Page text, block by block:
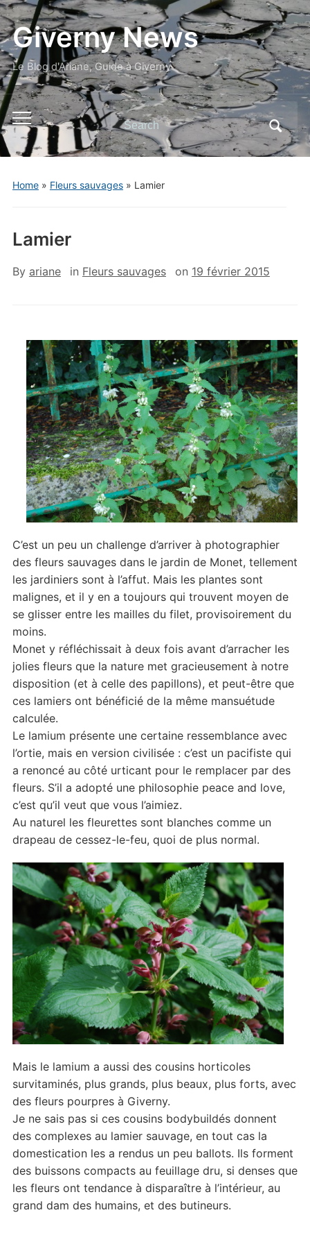
Giverny News
Le Blog d'Ariane, Guide à Giverny
Toggle
mobile
menu
Search
for:
Home» Fleurs sauvages» Lamier
Lamier
By ariane in Fleurs sauvages on 19 février 2015
C’est un peu un challenge d’arriver à photographier
des fleurs sauvages dans le jardin de Monet, tellement
les jardiniers sont à l’affut. Mais les plantes sont
malignes, et il y en a toujours qui trouvent moyen de
se glisser entre les mailles du filet, provisoirement du
moins.
Monet y réfléchissait à deux fois avant d’arracher les
jolies fleurs que la nature met gracieusement à notre
disposition (et à celle des papillons), et peut-être que
ces lamiers ont bénéficié de la même mansuétude
calculée.
Le lamium présente une certaine ressemblance avec
l’ortie, mais en version civilisée : c’est un pacifiste qui
a renoncé au côté urticant pour le remplacer par des
fleurs. S’il a adopté une philosophie peace and love,
c’est qu’il veut que vous l’aimiez.
Au naturel les fleurettes sont blanches comme un
drapeau de cessez-le-feu, quoi de plus normal.
Mais le lamium a aussi des cousins horticoles
survitaminés, plus grands, plus beaux, plus forts, avec
des fleurs pourpres à Giverny.
Je ne sais pas si ces cousins bodybuildés donnent
des complexes au lamier sauvage, en tout cas la
domestication les a rendus un peu ballots. Ils forment
des buissons compacts au feuillage dru, si denses que
les fleurs ont tendance à disparaître à l’intérieur, au
grand dam des humains, et des butineurs.